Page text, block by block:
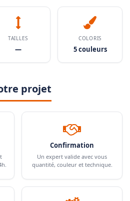
TAILLES
—
COLORIS
5 couleurs
projet
Confirmation
Un expert valide avec vous
quantité, couleur et technique.